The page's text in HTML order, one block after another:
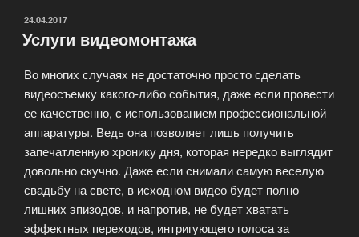
ОПУБЛИКОВАНО
24.04.2017
Услуги видеомонтажа
Во многих случаях не достаточно просто сделать
видеосъемку какого-либо события, даже если провести
ее качественно, с использованием профессиональной
аппаратуры. Ведь она позволяет лишь получить
запечатленную хронику дня, которая нередко выглядит
довольно скучно. Даже если снимали самую веселую
свадьбу на свете, в исходном видео будет полно
лишних эпизодов, и напротив, не будет хватать
эффектных переходов, интригующего голоса за